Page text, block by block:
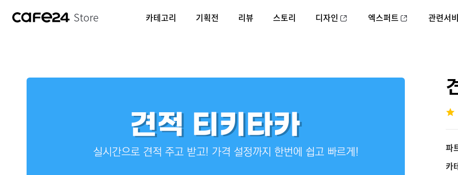
Store 카테고리 기획전 리뷰 스토리 디자인 엑스퍼트 관련서
파
카